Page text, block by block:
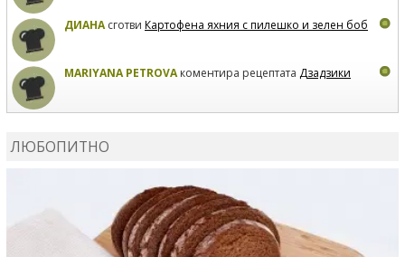
ДИАНАсготви Картофена яхния с пилешко и зелен боб
MARIYANA PETROVAкоментира рецептата Дзадзики
ЛЮБОПИТНО